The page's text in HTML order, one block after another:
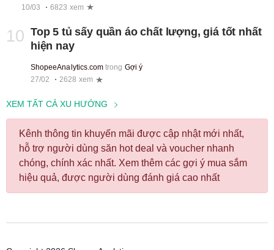
10/03
6823 xem
10 Top 5 tủ sấy quần áo chất lượng, giá tốt nhất
hiện nay
ShopeeAnalytics.com trong Gợi ý
27/02
2628 xem
XEM TẤT CẢ XU HƯỚNG
Kênh thông tin khuyến mãi được cập nhật mới nhất,
hỗ trợ người dùng săn hot deal và voucher nhanh
chóng, chính xác nhất. Xem thêm các gợi ý mua sắm
hiệu quả, được người dùng đánh giá cao nhất